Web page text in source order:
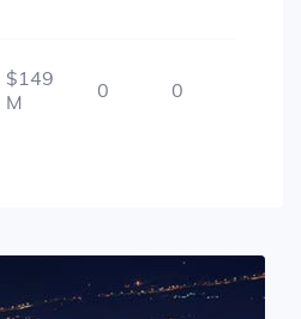
$149
M
0 0